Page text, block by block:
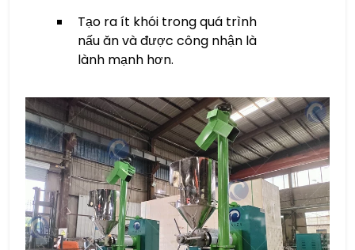
Tạo ra ít khói trong quá trình
nấu ăn và được công nhận là
lành mạnh hơn.